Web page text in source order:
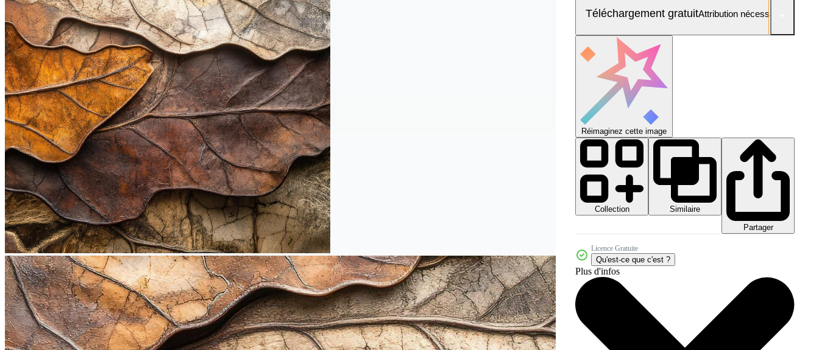
Vecteurs
Vidéos
Motion graphics
Images Éditoriales
Événements Éditoriaux
Téléchargement gratuitAttribution nécessaire
Réimaginez cette image
Collection
Similaire
Partager
Licence Gratuite
Qu'est-ce que c'est ?
Plus d'infos